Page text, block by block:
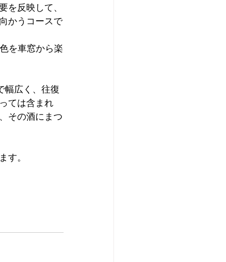
反映して、
かうコースで
を車窓から楽
幅広く、往復
ては含まれ
その酒にまつ
。